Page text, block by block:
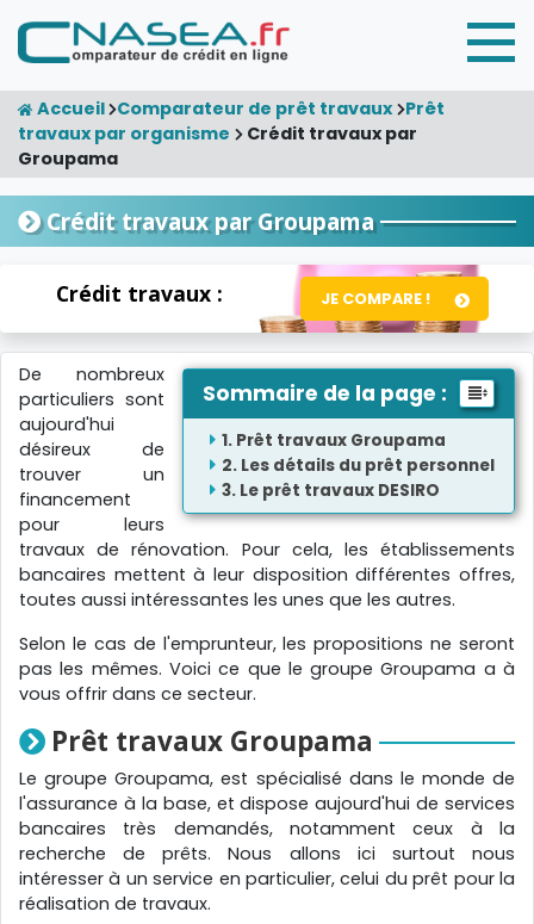
Accueil Comparateur de prêt travaux Prêt
travaux par organisme
Crédit travaux par
Groupama
Crédit travaux par Groupama
Crédit travaux : JE COMPARE !
Sommaire de la page :
Prêt travaux Groupama
Les détails du prêt personnel
Le prêt travaux DESIRO
De nombreux
particuliers sont
aujourd'hui
désireux de
trouver un
financement
pour leurs
travaux de rénovation. Pour cela, les établissements
bancaires mettent à leur disposition différentes offres,
toutes aussi intéressantes les unes que les autres.
Selon le cas de l'emprunteur, les propositions ne seront
pas les mêmes. Voici ce que le groupe Groupama a à
vous offrir dans ce secteur.
Prêt travaux Groupama
Le groupe Groupama, est spécialisé dans le monde de
l'assurance à la base, et dispose aujourd'hui de services
bancaires très demandés, notamment ceux à la
recherche de prêts. Nous allons ici surtout nous
intéresser à un service en particulier, celui du prêt pour la
réalisation de travaux.